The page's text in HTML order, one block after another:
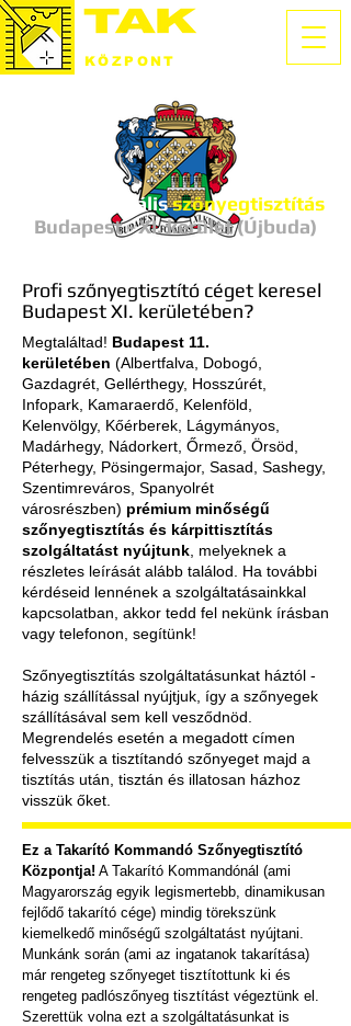
KÖZPONT
Professzionálisszőnyegtisztítás
Budapest - XI. kerület (Újbuda)
Profi szőnyegtisztító céget keresel
Budapest XI. kerületében?
Megtaláltad! Budapest 11.
kerületében (Albertfalva, Dobogó,
Gazdagrét, Gellérthegy, Hosszúrét,
Infopark, Kamaraerdő, Kelenföld,
Kelenvölgy, Kőérberek, Lágymányos,
Madárhegy, Nádorkert, Őrmező, Örsöd,
Péterhegy, Pösingermajor, Sasad, Sashegy,
Szentimreváros, Spanyolrét
városrészben) prémium minőségű
szőnyegtisztítás és kárpittisztítás
szolgáltatást nyújtunk , melyeknek a
részletes leírását alább találod. Ha további
kérdéseid lennének a szolgáltatásainkkal
kapcsolatban, akkor tedd fel nekünk írásban
vagy telefonon, segítünk!
Szőnyegtisztítás szolgáltatásunkat háztól -
házig szállítással nyújtjuk, így a szőnyegek
szállításával sem kell vesződnöd.
Megrendelés esetén a megadott címen
felvesszük a tisztítandó szőnyeget majd a
tisztítás után, tisztán és illatosan házhoz
visszük őket.
Ez a Takarító Kommandó Szőnyegtisztító
Központja! A Takarító Kommandónál (ami
Magyarország egyik legismertebb, dinamikusan
fejlődő takarító cége) mindig törekszünk
kiemelkedő minőségű szolgáltatást nyújtani.
Munkánk során (ami az ingatanok takarítása)
már rengeteg szőnyeget tisztítottunk ki és
rengeteg padlószőnyeg tisztítást végeztünk el.
Szerettük volna ezt a szolgáltatásunkat is